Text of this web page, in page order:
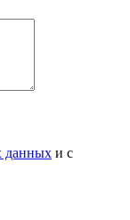
данных и с